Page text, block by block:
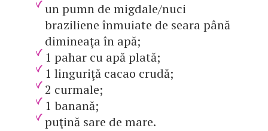
un pumn de migdale/nuci
braziliene înmuiate de seara până
dimineaţa în apă;
1 pahar cu apă plată;
1 linguriţă cacao crudă;
2 curmale;
1 banană;
puţină sare de mare.